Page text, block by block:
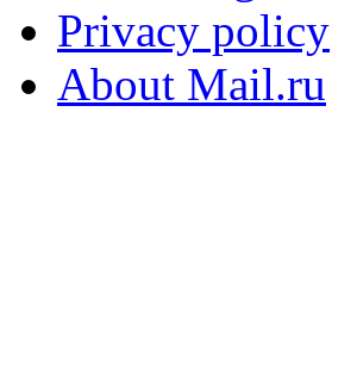
Privacy policy
About Mail.ru